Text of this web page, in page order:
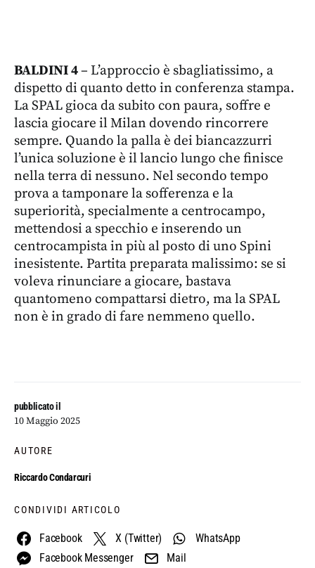
pubblicato il
10 Maggio 2025
AUTORE
Riccardo Condarcuri
CONDIVIDI ARTICOLO
Facebook X (Twitter)
WhatsApp
Facebook Messenger
Mail
BALDINI 4– L’approccio è sbagliatissimo, a
dispetto di quanto detto in conferenza stampa.
La SPAL gioca da subito con paura, soffre e
lascia giocare il Milan dovendo rincorrere
sempre. Quando la palla è dei biancazzurri
l’unica soluzione è il lancio lungo che finisce
nella terra di nessuno. Nel secondo tempo
prova a tamponare la sofferenza e la
superiorità, specialmente a centrocampo,
mettendosi a specchio e inserendo un
centrocampista in più al posto di uno Spini
inesistente. Partita preparata malissimo: se si
voleva rinunciare a giocare, bastava
quantomeno compattarsi dietro, ma la SPAL
non è in grado di fare nemmeno quello.